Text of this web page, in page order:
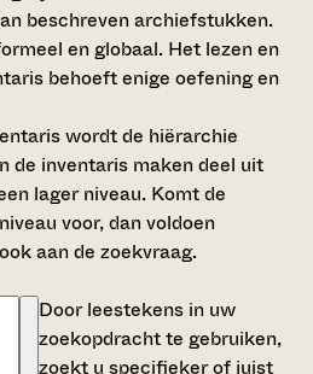
beschreven archiefstukken.
en globaal. Het lezen en
behoeft enige oefening en
wordt de hiërarchie
de inventaris maken deel uit
lager niveau. Komt de
voor, dan voldoen
aan de zoekvraag.
Door leestekens in uw
zoekopdracht te gebruiken,
zoekt u specifieker of juist